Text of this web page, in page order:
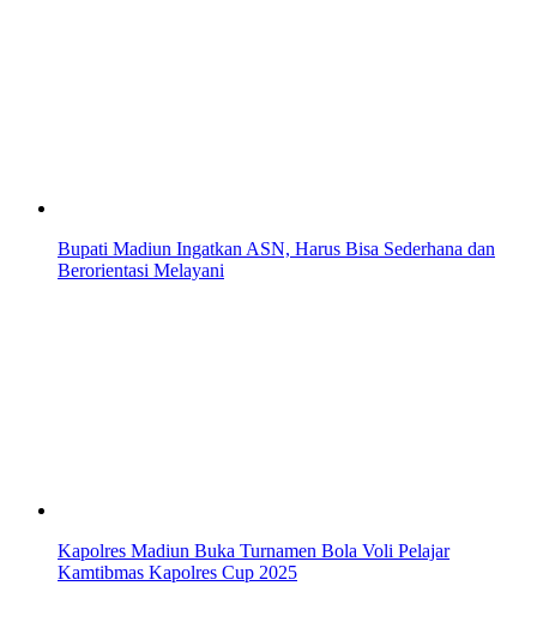
Bupati Madiun Ingatkan ASN, Harus Bisa Sederhana dan
Berorientasi Melayani
Kapolres Madiun Buka Turnamen Bola Voli Pelajar
Kamtibmas Kapolres Cup 2025